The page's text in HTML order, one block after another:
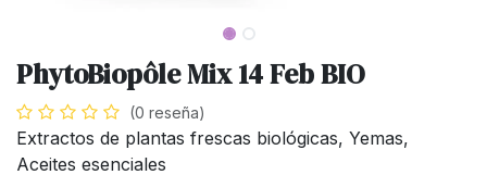
PhytoBiopôle Mix 14 Feb BIO
(0 reseña)
Extractos de plantas frescas biológicas, Yemas,
Aceites esenciales